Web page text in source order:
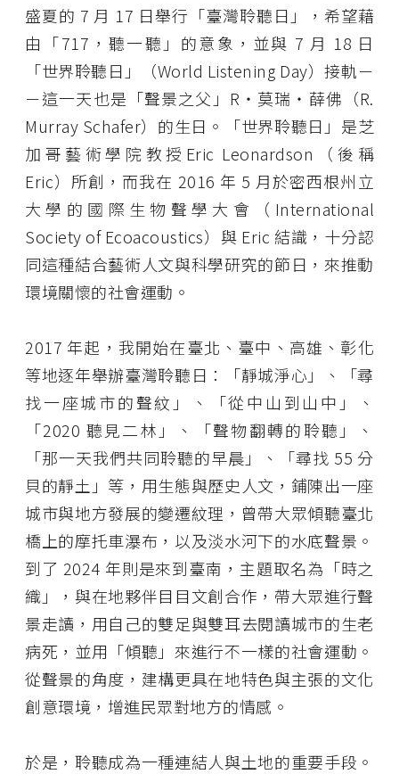
盛夏的 7 月 17 日舉行「臺灣聆聽日」，希望藉
由「717，聽一聽」的意象，並與 7 月 18 日
「世界聆聽日」（World Listening Day）接軌－
－這一天也是「聲景之父」R・莫瑞・薛佛（R.
Murray Schafer）的生日。「世界聆聽日」是芝
加哥藝術學院教授Eric Leonardson（後稱
Eric）所創，而我在 2016 年 5 月於密西根州立
大學的國際生物聲學大會（International
Society of Ecoacoustics）與 Eric 結識，十分認
同這種結合藝術人文與科學研究的節日，來推動
環境關懷的社會運動。
2017 年起，我開始在臺北、臺中、高雄、彰化
等地逐年舉辦臺灣聆聽日：「靜城淨心」、「尋
找一座城市的聲紋」、「從中山到山中」、
「2020 聽見二林」、「聲物翻轉的聆聽」、
「那一天我們共同聆聽的早晨」、「尋找 55 分
貝的靜土」等，用生態與歷史人文，鋪陳出一座
城市與地方發展的變遷紋理，曾帶大眾傾聽臺北
橋上的摩托車瀑布，以及淡水河下的水底聲景。
到了 2024 年則是來到臺南，主題取名為「時之
織」，與在地夥伴目目文創合作，帶大眾進行聲
景走讀，用自己的雙足與雙耳去閱讀城市的生老
病死，並用「傾聽」來進行不一樣的社會運動。
從聲景的角度，建構更具在地特色與主張的文化
創意環境，增進民眾對地方的情感。
於是，聆聽成為一種連結人與土地的重要手段。